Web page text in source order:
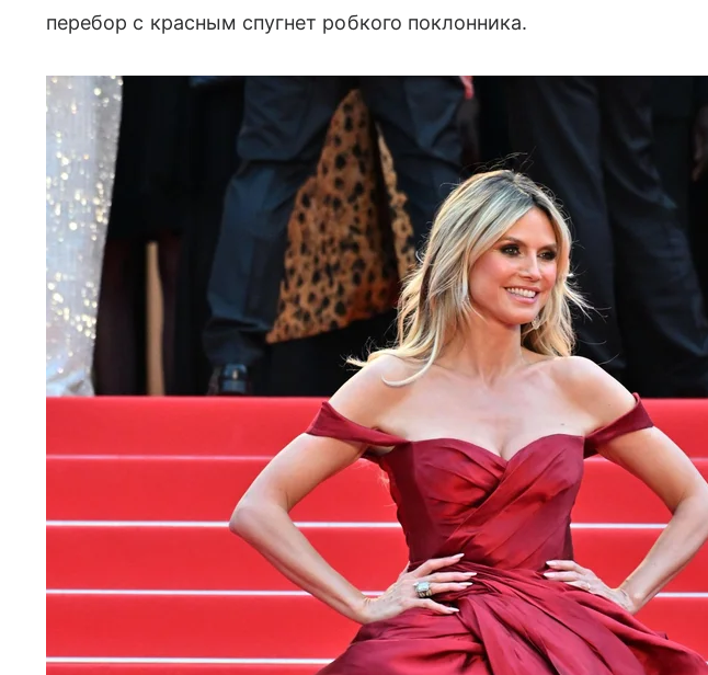
перебор с красным спугнет робкого поклонника.